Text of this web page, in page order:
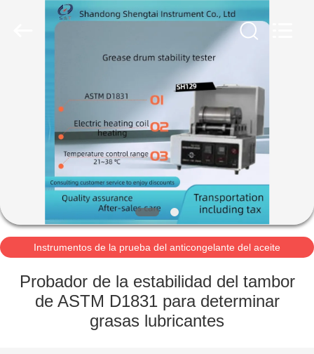
PRODUCTOS
SOBRE
NOSOTROS
VIAJE
DE
LA
FÁBRICA
Instrumentos de la prueba del anticongelante del aceite
Probador de la estabilidad del tambor
de ASTM D1831 para determinar
grasas lubricantes